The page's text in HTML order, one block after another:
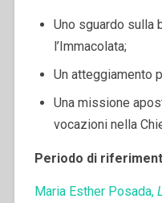
Uno sguardo sulla
l’Immacolata;
Un atteggiamento
Una missione
vocazioni nella
Periodo di
Maria Esther Posada,